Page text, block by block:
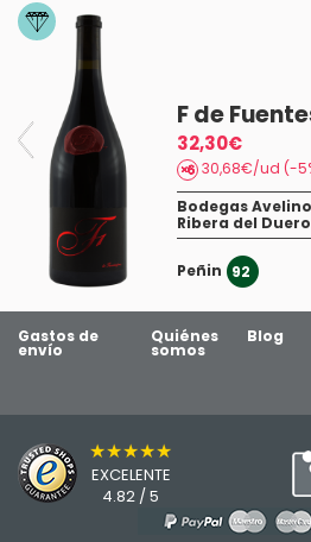
F de
32,30€
30,68€/ud (-
Bodegas
Ribera del Duero
Peñin 92
Gastos de
envío
Quiénes
somos
Blog
★★★★★
EXCELENTE
4.82 / 5